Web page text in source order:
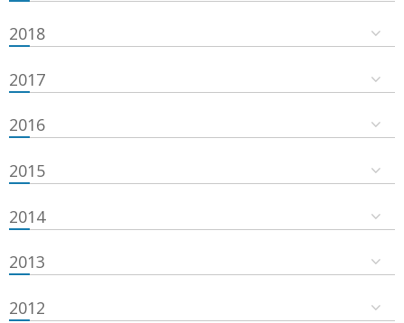
2018
2017
2016
2015
2014
2013
2012